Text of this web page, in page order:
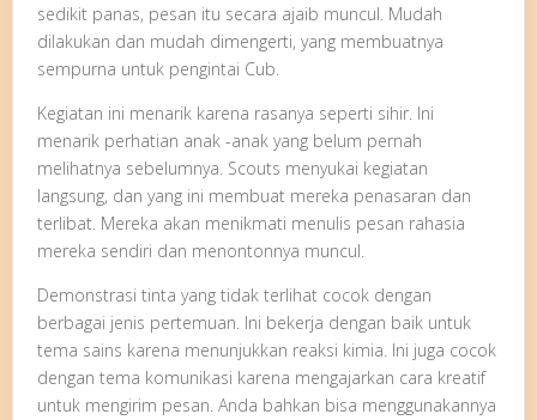
sedikit panas, pesan itu secara ajaib muncul. Mudah
dilakukan dan mudah dimengerti, yang membuatnya
sempurna untuk pengintai Cub.
Kegiatan ini menarik karena rasanya seperti sihir. Ini
menarik perhatian anak -anak yang belum pernah
melihatnya sebelumnya. Scouts menyukai kegiatan
langsung, dan yang ini membuat mereka penasaran dan
terlibat. Mereka akan menikmati menulis pesan rahasia
mereka sendiri dan menontonnya muncul.
Demonstrasi tinta yang tidak terlihat cocok dengan
berbagai jenis pertemuan. Ini bekerja dengan baik untuk
tema sains karena menunjukkan reaksi kimia. Ini juga cocok
dengan tema komunikasi karena mengajarkan cara kreatif
untuk mengirim pesan. Anda bahkan bisa menggunakannya